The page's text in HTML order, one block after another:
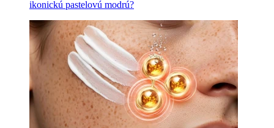
ikonickú pastelovú modrú?